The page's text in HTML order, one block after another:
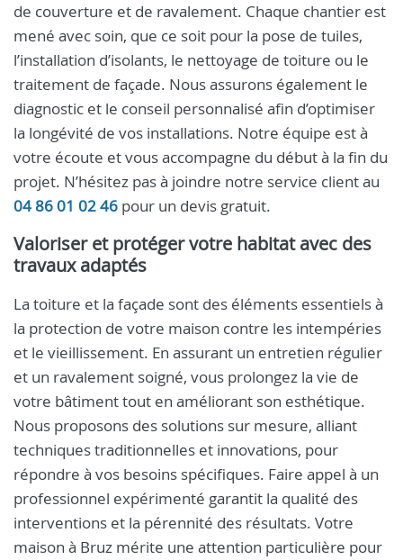
de couverture et de ravalement. Chaque chantier est
mené avec soin, que ce soit pour la pose de tuiles,
l’installation d’isolants, le nettoyage de toiture ou le
traitement de façade. Nous assurons également le
diagnostic et le conseil personnalisé afin d’optimiser
la longévité de vos installations. Notre équipe est à
votre écoute et vous accompagne du début à la fin du
projet. N’hésitez pas à joindre notre service client au
04 86 01 02 46 pour un devis gratuit.
Valoriser et protéger votre habitat avec des
travaux adaptés
La toiture et la façade sont des éléments essentiels à
la protection de votre maison contre les intempéries
et le vieillissement. En assurant un entretien régulier
et un ravalement soigné, vous prolongez la vie de
votre bâtiment tout en améliorant son esthétique.
Nous proposons des solutions sur mesure, alliant
techniques traditionnelles et innovations, pour
répondre à vos besoins spécifiques. Faire appel à un
professionnel expérimenté garantit la qualité des
interventions et la pérennité des résultats. Votre
maison à Bruz mérite une attention particulière pour